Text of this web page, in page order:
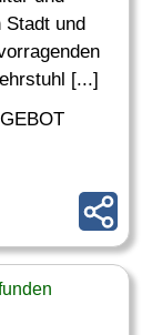
Stadt und
[...]